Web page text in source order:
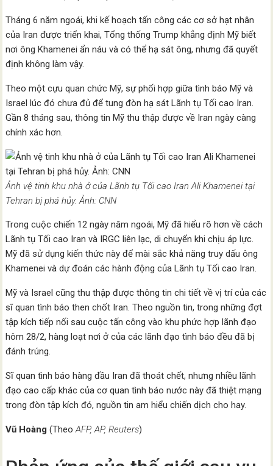
Tháng 6 năm ngoái, khi kế hoạch tấn công các cơ sở hạt nhân
của Iran được triển khai, Tổng thống Trump khẳng định Mỹ biết
nơi ông Khamenei ẩn náu và có thể hạ sát ông, nhưng đã quyết
định không làm vậy.
Theo một cựu quan chức Mỹ, sự phối hợp giữa tình báo Mỹ và
Israel lúc đó chưa đủ để tung đòn hạ sát Lãnh tụ Tối cao Iran.
Gần 8 tháng sau, thông tin Mỹ thu thập được về Iran ngày càng
chính xác hơn.
Ảnh vệ tinh khu nhà ở của Lãnh tụ Tối cao Iran Ali Khamenei tại
Tehran bị phá hủy. Ảnh: CNN
Trong cuộc chiến 12 ngày năm ngoái, Mỹ đã hiểu rõ hơn về cách
Lãnh tụ Tối cao Iran và IRGC liên lạc, di chuyển khi chịu áp lực.
Mỹ đã sử dụng kiến thức này để mài sắc khả năng truy dấu ông
Khamenei và dự đoán các hành động của Lãnh tụ Tối cao Iran.
Mỹ và Israel cũng thu thập được thông tin chi tiết về vị trí của các
sĩ quan tình báo then chốt Iran. Theo nguồn tin, trong những đợt
tập kích tiếp nối sau cuộc tấn công vào khu phức hợp lãnh đạo
hôm 28/2, hàng loạt nơi ở của các lãnh đạo tình báo đều đã bị
đánh trúng.
Sĩ quan tình báo hàng đầu Iran đã thoát chết, nhưng nhiều lãnh
đạo cao cấp khác của cơ quan tình báo nước này đã thiệt mạng
trong đòn tập kích đó, nguồn tin am hiểu chiến dịch cho hay.
Vũ Hoàng (TheoAFP, AP, Reuters)